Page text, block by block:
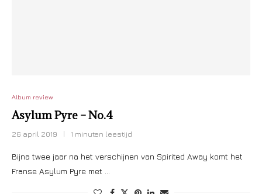
Album review
Asylum Pyre – No.4
26 april 2019 1 minuten leestijd
Bijna twee jaar na het verschijnen van Spirited Away komt het
Franse Asylum Pyre met …